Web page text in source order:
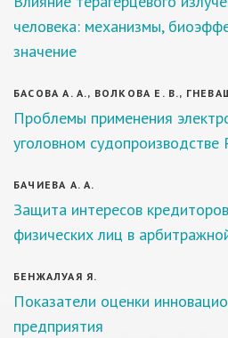
человека: механизмы,
значение
БАСОВА А. А., ВОЛКОВА Е. В.,
Проблемы применения
уголовном судопроизводстве
БАЧИЕВА А. А.
Защита интересов
физических лиц в
БЕНЖАЛУАЯ Я.
Показатели оценки
предприятия